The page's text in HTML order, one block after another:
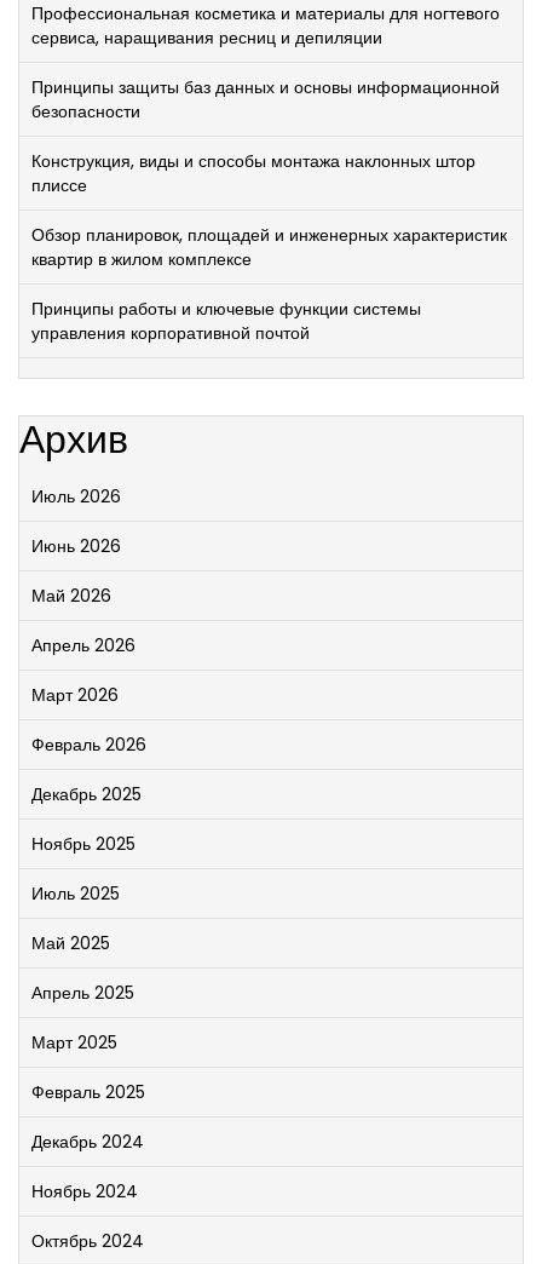
Профессиональная косметика и материалы для ногтевого
сервиса, наращивания ресниц и депиляции
Принципы защиты баз данных и основы информационной
безопасности
Конструкция, виды и способы монтажа наклонных штор
плиссе
Обзор планировок, площадей и инженерных характеристик
квартир в жилом комплексе
Принципы работы и ключевые функции системы
управления корпоративной почтой
Архив
Июль 2026
Июнь 2026
Май 2026
Апрель 2026
Март 2026
Февраль 2026
Декабрь 2025
Ноябрь 2025
Июль 2025
Май 2025
Апрель 2025
Март 2025
Февраль 2025
Декабрь 2024
Ноябрь 2024
Октябрь 2024